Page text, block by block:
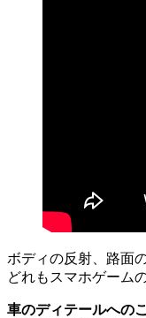
ボディの反射、路面
どれもスマホゲーム
車のディテールへの